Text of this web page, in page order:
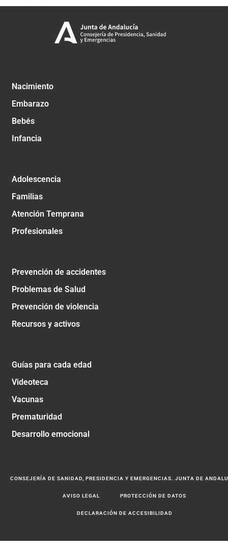
Nacimiento
Embarazo
Bebés
Infancia
Adolescencia
Familias
Atención Temprana
Profesionales
Prevención de accidentes
Problemas de Salud
Prevención de violencia
Recursos y activos
Guías para cada edad
Videoteca
Vacunas
Prematuridad
Desarrollo emocional
CONSEJERÍA DE SANIDAD, PRESIDENCIA Y EMERGENCIAS. JUNTA DE
AVISO LEGAL PROTECCIÓN DE DATOS
DECLARACIÓN DE ACCESIBILIDAD